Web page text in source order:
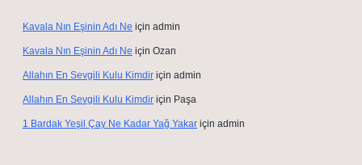
Kavala Nın Eşinin Adı Ne için admin
Kavala Nın Eşinin Adı Ne için Ozan
Allahın En Sevgili Kulu Kimdir için admin
Allahın En Sevgili Kulu Kimdir için Paşa
1 Bardak Yeşil Çay Ne Kadar Yağ Yakar için admin